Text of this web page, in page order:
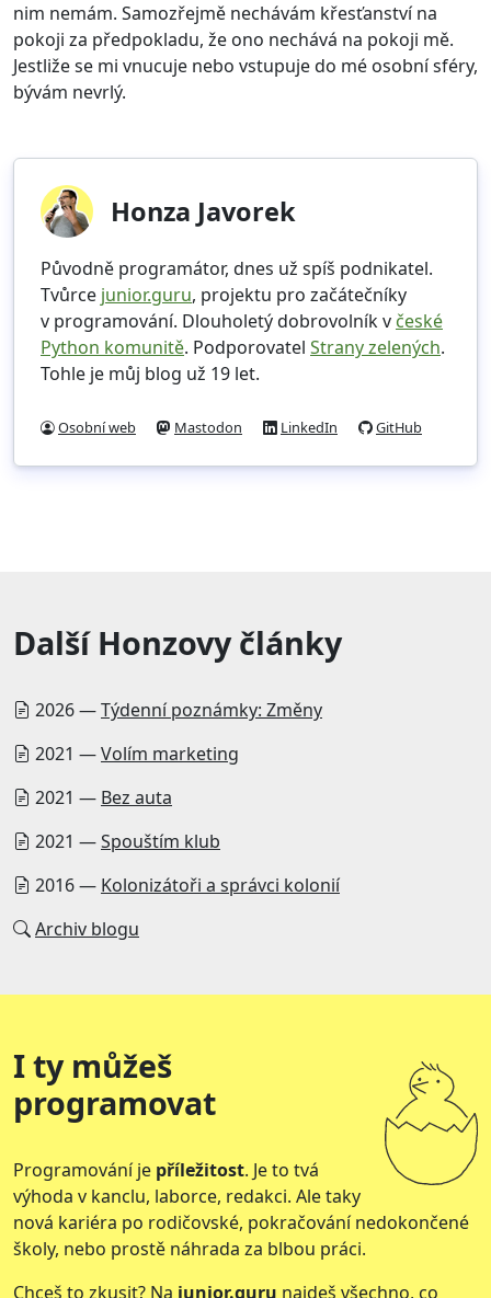
nim nemám. Samozřejmě nechávám křesťanství na
pokoji za předpokladu, že ono nechává na pokoji mě.
Jestliže se mi vnucuje nebo vstupuje do mé osobní sféry,
bývám nevrlý.
Honza Javorek
Původně programátor, dnes už spíš podnikatel.
Tvůrce junior.guru, projektu pro začátečníky
v programování. Dlouholetý dobrovolník v české
Python komunitě. Podporovatel Strany zelených.
Tohle je můj blog už 19 let.
Osobní web Mastodon LinkedIn GitHub
Další Honzovy články
2026 —Týdenní poznámky: Změny
2021 —Volím marketing
2021 — Bez auta
2021 —Spouštím klub
2016 — Kolonizátoři a správci kolonií
Archiv blogu
I ty můžeš
programovat
Programování je příležitost. Je to tvá
výhoda v kanclu, laborce, redakci. Ale taky
nová kariéra po rodičovské, pokračování nedokončené
školy, nebo prostě náhrada za blbou práci.
Chceš to zkusit? Na junior.guru najdeš všechno, co